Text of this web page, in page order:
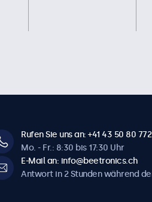
Rufen Sie uns an: +41 43 50 80 772
Mo. - Fr.: 8:30 bis 17:30 Uhr
E-Mail an: info@beetronics.ch
Antwort in 2 Stunden während